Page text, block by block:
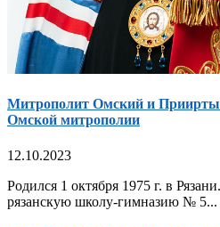
Митрополит Омский и
Омской митрополии
12.10.2023
Родился 1 октября 1975 г. в
рязанскую школу-гимназию № 5...